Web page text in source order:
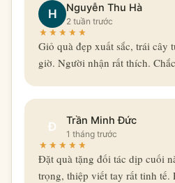
H Nguyễn Thu Hà
2 tuần trước
Giỏ quà đẹp xuất sắc, trái cây
giờ. Người nhận rất thích.
Đ Trần Minh Đức
1 tháng trước
Đặt quà tặng đối tác dịp cuối
trọng, thiệp viết tay rất tinh tế.